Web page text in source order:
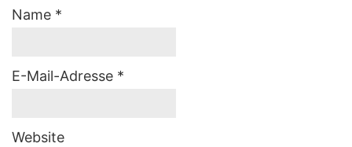
Name *
E-Mail-Adresse *
Website